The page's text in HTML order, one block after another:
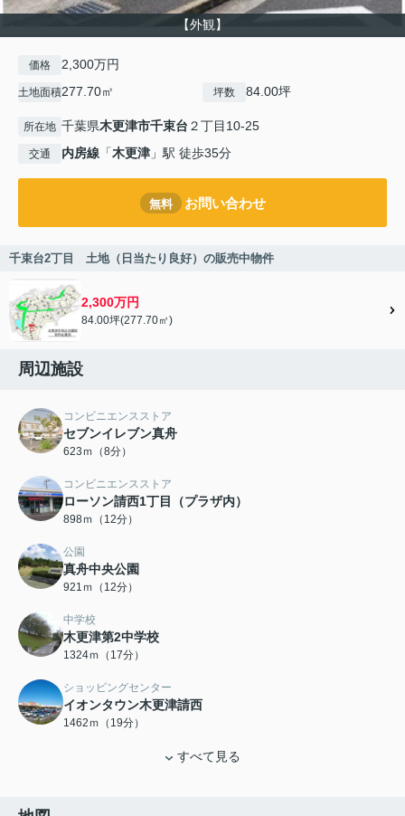
【外観】
価格 2,300万円
土地面積277.70㎡ 坪数 84.00坪
所在地 千葉県木更津市千束台 ２丁目10-25
交通 内房線 「木更津 」駅 徒歩35分
無料 お問い合わせ
千束台2丁目 土地（日当たり良好）の販売中物件
2,300万円
84.00坪(277.70㎡)
周辺施設
コンビニエンスストア
セブンイレブン真舟
623ｍ（8分）
コンビニエンスストア
ローソン請西1丁目（プラザ内）
898ｍ（12分）
公園
真舟中央公園
921ｍ（12分）
中学校
木更津第2中学校
1324ｍ（17分）
ショッピングセンター
イオンタウン木更津請西
1462ｍ（19分）
すべて見る